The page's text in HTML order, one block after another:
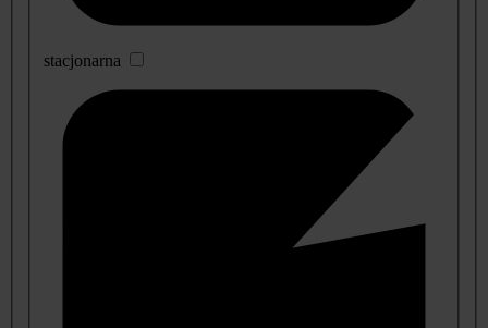
stacjonarna